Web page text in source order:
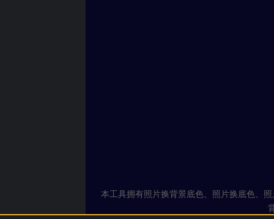
本工具拥有照片换背景底色、照片换底色、